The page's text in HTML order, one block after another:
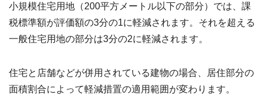
小規模住宅用地（200平方メートル以下の部分）では、課
税標準額が評価額の3分の1に軽減されます。それを超える
一般住宅用地の部分は3分の2に軽減されます。
住宅と店舗などが併用されている建物の場合、居住部分の
面積割合によって軽減措置の適用範囲が変わります。